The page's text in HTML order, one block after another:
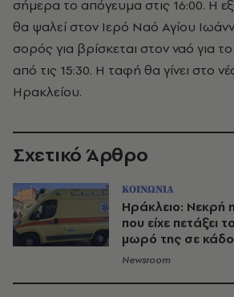
σήμερα το απόγευμα στις 16:00. Η
θα ψαλεί στον Ιερό Ναό Αγίου
σορός για βρίσκεται στον ναό για
από τις 15:30. Η ταφή θα γίνει στο
Ηρακλείου.
Σχετικό Άρθρο
ΚΟΙΝΩΝΙΑ
Ηράκλειο: Νεκρή
που είχε πετάξει
μωρό της σε
Newsroom